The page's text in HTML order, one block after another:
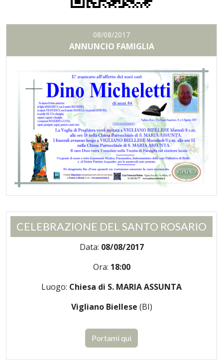
08/08/2017
ANNUNCIO FAMIGLIA
CELEBRAZIONE DEL SANTO ROSARIO
Data: 08/08/2017
Ora: 18:00
Luogo: Chiesa di S. MARIA ASSUNTA
Vigliano Biellese (BI)
Portami qui